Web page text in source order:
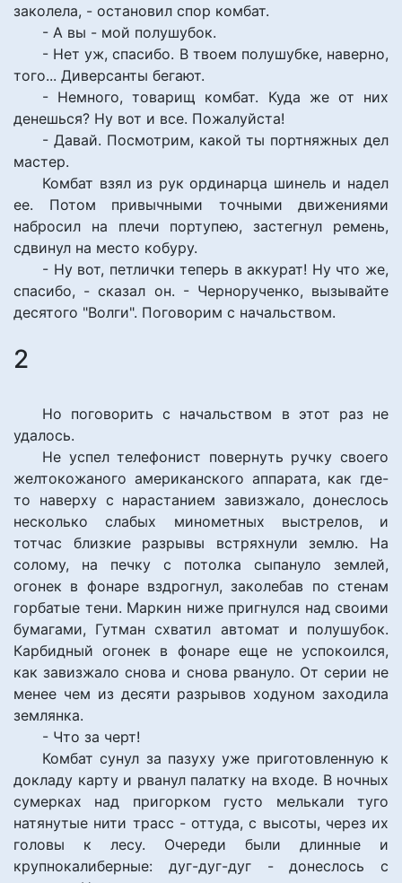
заколела, - остановил спор комбат.
- А вы - мой полушубок.
- Нет уж, спасибо. В твоем полушубке, наверно,
того... Диверсанты бегают.
- Немного, товарищ комбат. Куда же от них
денешься? Ну вот и все. Пожалуйста!
- Давай. Посмотрим, какой ты портняжных дел
мастер.
Комбат взял из рук ординарца шинель и надел
ее. Потом привычными точными движениями
набросил на плечи портупею, застегнул ремень,
сдвинул на место кобуру.
- Ну вот, петлички теперь в аккурат! Ну что же,
спасибо, - сказал он. - Чернорученко, вызывайте
десятого "Волги". Поговорим с начальством.
2
Но поговорить с начальством в этот раз не
удалось.
Не успел телефонист повернуть ручку своего
желтокожаного американского аппарата, как где-
то наверху с нарастанием завизжало, донеслось
несколько слабых минометных выстрелов, и
тотчас близкие разрывы встряхнули землю. На
солому, на печку с потолка сыпануло землей,
огонек в фонаре вздрогнул, заколебав по стенам
горбатые тени. Маркин ниже пригнулся над своими
бумагами, Гутман схватил автомат и полушубок.
Карбидный огонек в фонаре еще не успокоился,
как завизжало снова и снова рвануло. От серии не
менее чем из десяти разрывов ходуном заходила
землянка.
- Что за черт!
Комбат сунул за пазуху уже приготовленную к
докладу карту и рванул палатку на входе. В ночных
сумерках над пригорком густо мелькали туго
натянутые нити трасс - оттуда, с высоты, через их
головы к лесу. Очереди были длинные и
крупнокалиберные: дуг-дуг-дуг - донеслось с